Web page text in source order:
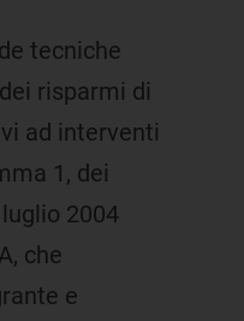
tecniche
risparmi di
ad interventi
1, dei
2004
che
e